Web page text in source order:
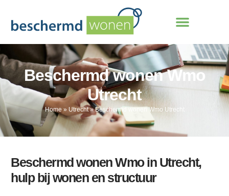
Beschermd wonen Wmo
Utrecht
Home » Utrecht»Beschermd wonen Wmo Utrecht
Beschermd wonen Wmo in Utrecht,
hulp bij wonen en structuur